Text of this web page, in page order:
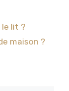
lit ?
maison ?